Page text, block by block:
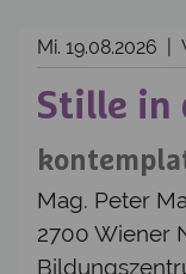
Mi. 19.08.2026 |
Stille in
Mag. Peter
2700 Wiener